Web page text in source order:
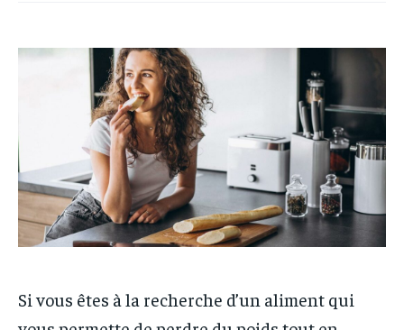
Si vous êtes à la recherche d’un aliment qui